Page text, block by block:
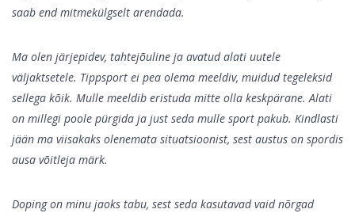
saab end mitmekülgselt arendada.
Ma olen järjepidev, tahtejõuline ja avatud alati uutele
väljaktsetele. Tippsport ei pea olema meeldiv, muidud tegeleksid
sellega kõik. Mulle meeldib eristuda mitte olla keskpärane. Alati
on millegi poole pürgida ja just seda mulle sport pakub. Kindlasti
jään ma viisakaks olenemata situatsioonist, sest austus on spordis
ausa võitleja märk.
Doping on minu jaoks tabu, sest seda kasutavad vaid nõrgad